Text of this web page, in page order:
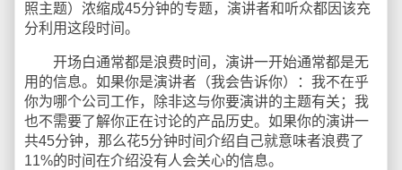
照主题）浓缩成45分钟的专题，演讲者和听众都因该充
分利用这段时间。
开场白通常都是浪费时间，演讲一开始通常都是无
用的信息。如果你是演讲者（我会告诉你）：我不在乎
你为哪个公司工作，除非这与你要演讲的主题有关；我
也不需要了解你正在讨论的产品历史。如果你的演讲一
共45分钟，那么花5分钟时间介绍自己就意味者浪费了
11%的时间在介绍没有人会关心的信息。